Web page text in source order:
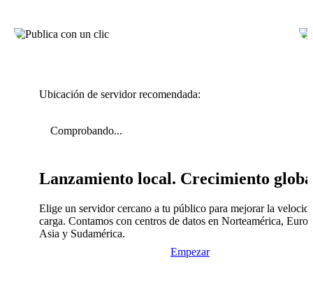
Ubicación de servidor recomendada:
Comprobando...
Lanzamiento local. Crecimiento
Elige un servidor cercano a tu público para mejorar la
carga. Contamos con centros de datos en Norteamérica,
Asia y Sudamérica.
Empezar